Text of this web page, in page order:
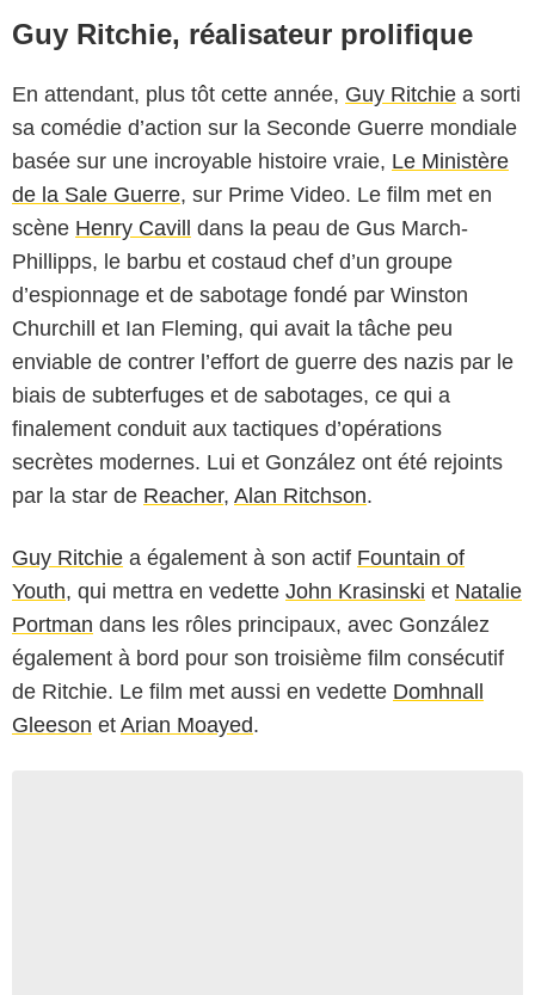
Guy Ritchie, réalisateur prolifique
En attendant, plus tôt cette année, Guy Ritchie a sorti
sa comédie d’action sur la Seconde Guerre mondiale
basée sur une incroyable histoire vraie, Le Ministère
de la Sale Guerre, sur Prime Video. Le film met en
scène Henry Cavill dans la peau de Gus March-
Phillipps, le barbu et costaud chef d’un groupe
d’espionnage et de sabotage fondé par Winston
Churchill et Ian Fleming, qui avait la tâche peu
enviable de contrer l’effort de guerre des nazis par le
biais de subterfuges et de sabotages, ce qui a
finalement conduit aux tactiques d’opérations
secrètes modernes. Lui et González ont été rejoints
par la star de Reacher, Alan Ritchson.
Guy Ritchie a également à son actif Fountain of
Youth, qui mettra en vedette John Krasinski et Natalie
Portman dans les rôles principaux, avec González
également à bord pour son troisième film consécutif
de Ritchie. Le film met aussi en vedette Domhnall
Gleeson et Arian Moayed.